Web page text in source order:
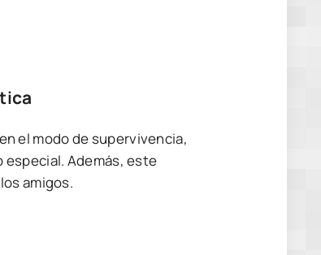
el modo de supervivencia,
especial. Además, este
amigos.